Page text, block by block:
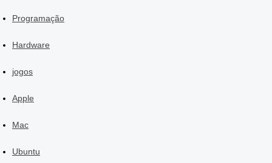
Programação
Hardware
jogos
Apple
Mac
Ubuntu